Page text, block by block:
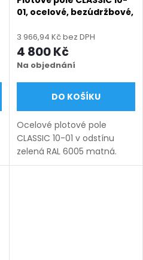
01, ocelové, bezúdržbové,
mm, výška 450–1950
mm), zelená RAL 6005
matná
3 966,94 Kč bez DPH
4 800 Kč
Na objednání
DO KOŠÍKU
Ocelové plotové pole
CLASSIC 10-01 v odstínu
zelená RAL 6005 matná.
Bezúdržbová ocel (žárový